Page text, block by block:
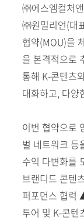
㈜에스엠컬처
㈜원밀리언(대
협약(MOU)을
을 본격적으로
통해 K-콘텐츠
대화하고, 다양
이번 협약으로
벌 네트워크 등
수익 다변화를
브랜디드 콘텐
퍼포먼스 협력
투어 및 K-콘